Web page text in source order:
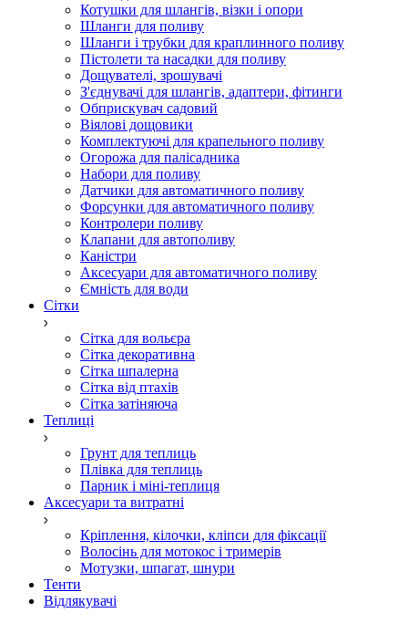
Котушки для шлангів, візки і опори
Шланги для поливу
Шланги і трубки для краплинного поливу
Пістолети та насадки для поливу
Дощувателі, зрошувачі
З'єднувачі для шлангів, адаптери, фітинги
Обприскувач садовий
Віялові дощовики
Комплектуючі для крапельного поливу
Огорожа для палісадника
Набори для поливу
Датчики для автоматичного поливу
Форсунки для автоматичного поливу
Контролери поливу
Клапани для автополиву
Каністри
Аксесуари для автоматичного поливу
Ємність для води
Сітки
Сітка для вольєра
Сітка декоративна
Сітка шпалерна
Сітка від птахів
Сітка затіняюча
Теплиці
Грунт для теплиць
Плівка для теплиць
Парник і міні-теплиця
Аксесуари та витратні
Кріплення, кілочки, кліпси для фіксації
Волосінь для мотокос і тримерів
Мотузки, шпагат, шнури
Тенти
Відлякувачі